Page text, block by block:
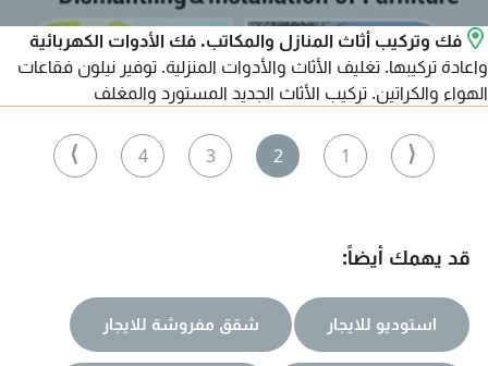
فك وتركيب أثاث المنازل والمكاتب. فك الأدوات الكهربائية
واعادة تركيبها. تغليف الأثاث والأدوات المنزلية. توفير نيلون فقاعات
الهواء والكراتين. تركيب الأثاث الجديد المستورد والمغلف
⟨
1
2
3
4
⟩
قد يهمك أيضاً:
استوديو للايجار شقق مفروشة للايجار